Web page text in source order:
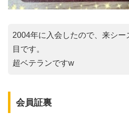
2004年に入会したので、来シー
目です。
超ベテランですw
会員証裏